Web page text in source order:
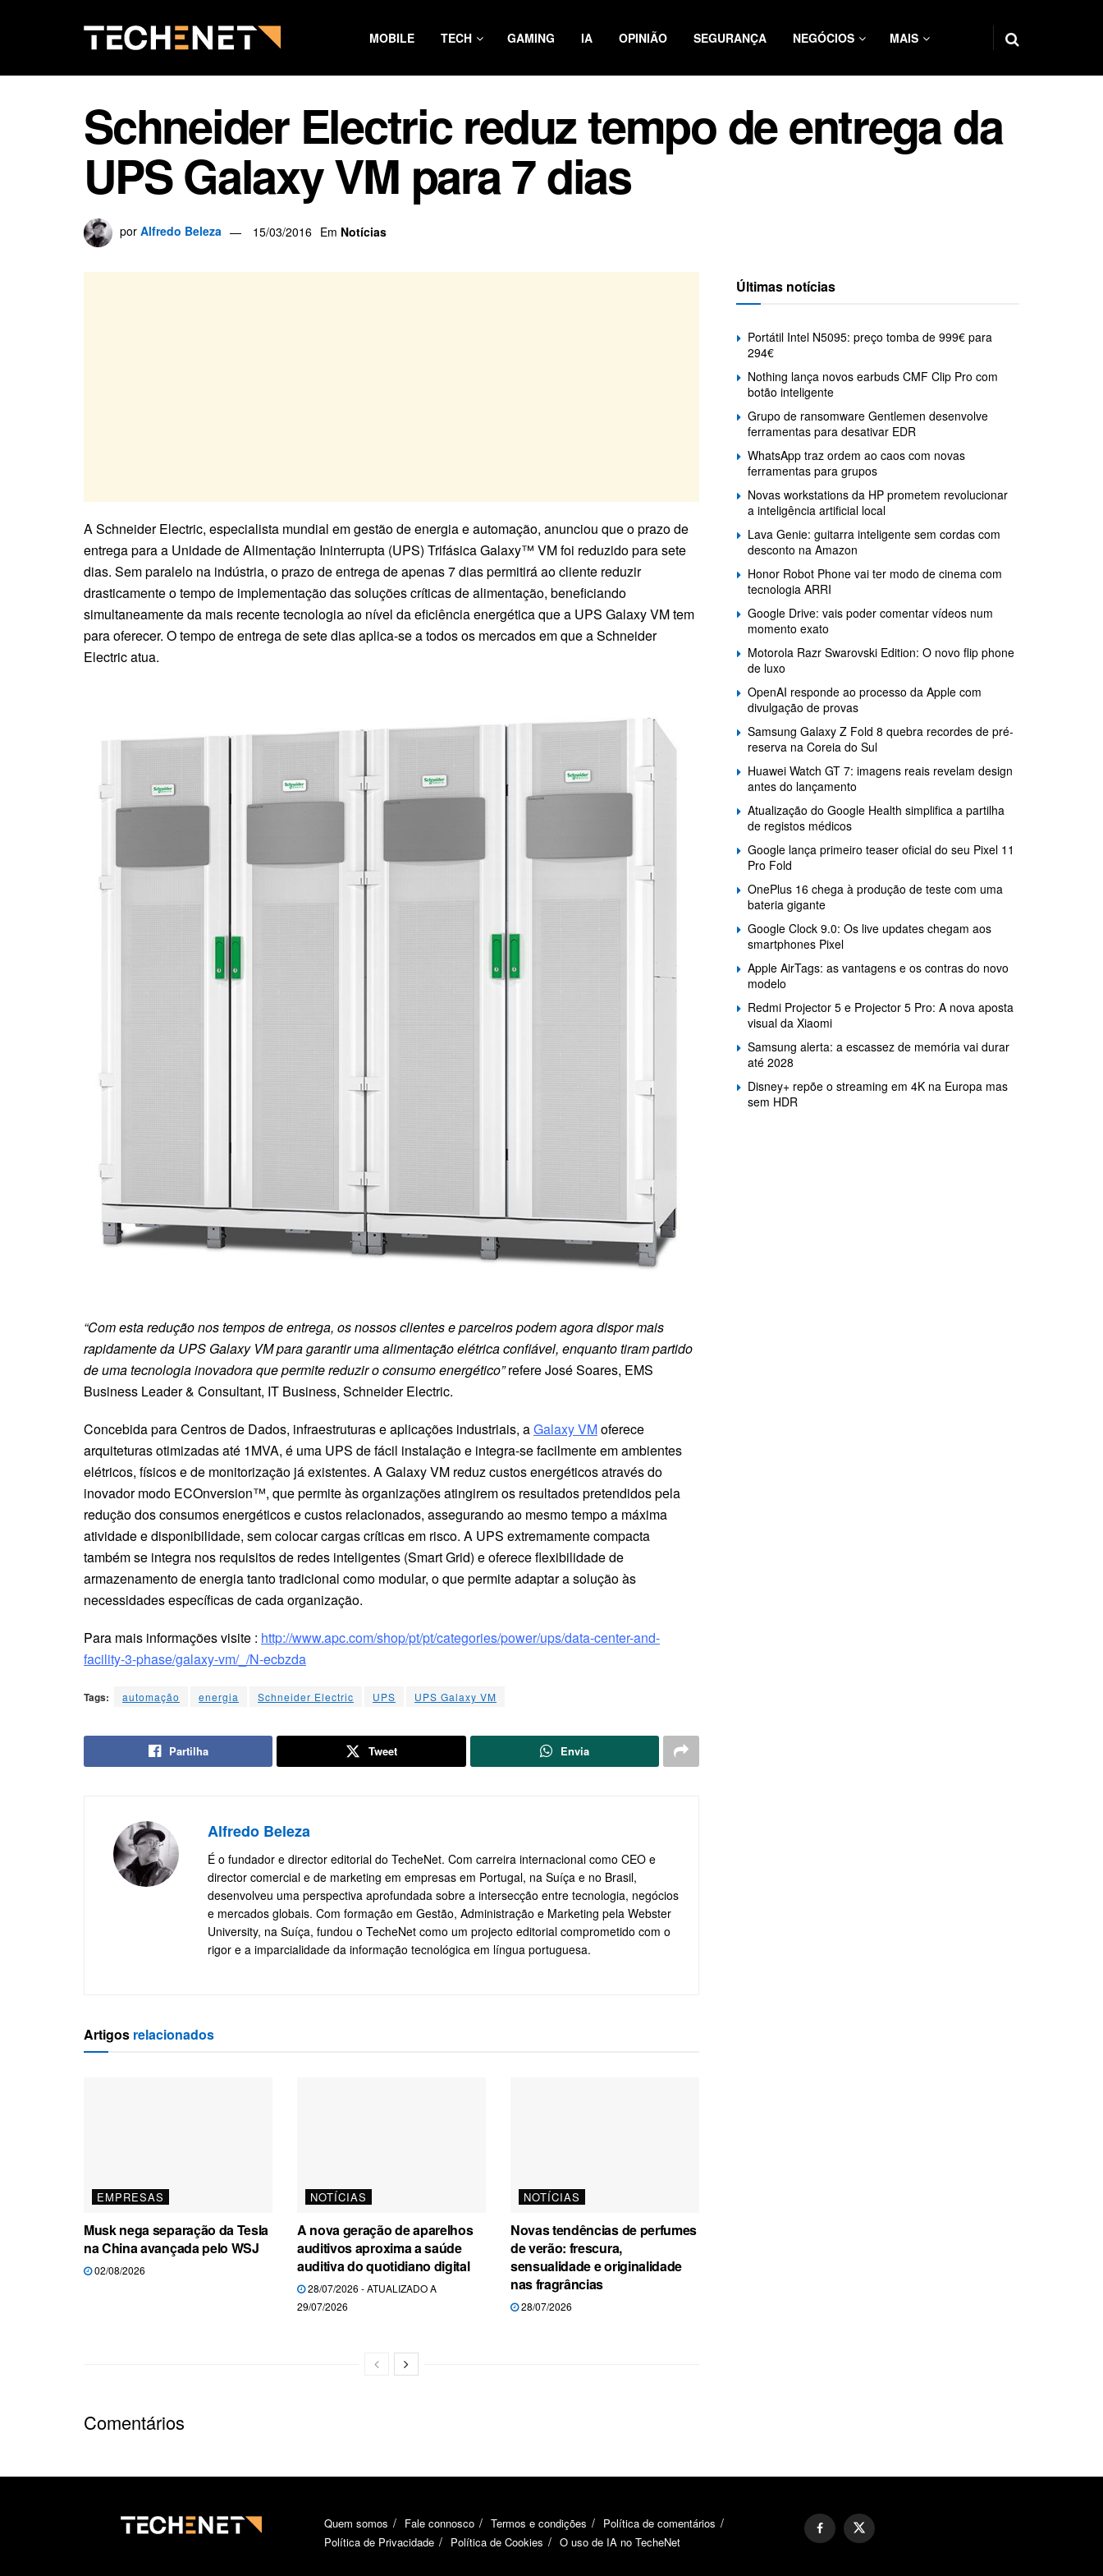
MOBILE TECH GAMING IA OPINIÃO SEGURANÇA NEGÓCIOS MAIS
Schneider Electric reduz tempo de entrega da
UPS Galaxy VM para 7 dias
por Alfredo Beleza 15/03/2016 Em Notícias
A Schneider Electric, especialista mundial em gestão de energia e automação, anunciou que o prazo de
entrega para a Unidade de Alimentação Ininterrupta (UPS) Trifásica Galaxy™ VM foi reduzido para sete
dias. Sem paralelo na indústria, o prazo de entrega de apenas 7 dias permitirá ao cliente reduzir
drasticamente o tempo de implementação das soluções críticas de alimentação, beneficiando
simultaneamente da mais recente tecnologia ao nível da eficiência energética que a UPS Galaxy VM tem
para oferecer. O tempo de entrega de sete dias aplica-se a todos os mercados em que a Schneider
Electric atua.
“Com esta redução nos tempos de entrega, os nossos clientes e parceiros podem agora dispor mais
rapidamente da UPS Galaxy VM para garantir uma alimentação elétrica confiável, enquanto tiram partido
de uma tecnologia inovadora que permite reduzir o consumo energético”refere José Soares, EMS
Business Leader & Consultant, IT Business, Schneider Electric.
Concebida para Centros de Dados, infraestruturas e aplicações industriais, aGalaxy VMoferece
arquiteturas otimizadas até 1MVA, é uma UPS de fácil instalação e integra-se facilmente em ambientes
elétricos, físicos e de monitorização já existentes. A Galaxy VM reduz custos energéticos através do
inovador modo ECOnversion™, que permite às organizações atingirem os resultados pretendidos pela
redução dos consumos energéticos e custos relacionados, assegurando ao mesmo tempo a máxima
atividade e disponibilidade, sem colocar cargas críticas em risco. A UPS extremamente compacta
também se integra nos requisitos de redes inteligentes (Smart Grid) e oferece flexibilidade de
armazenamento de energia tanto tradicional como modular, o que permite adaptar a solução às
necessidades específicas de cada organização.
Para mais informações visite : http://www.apc.com/shop/pt/pt/categories/power/ups/data-center-and-
facility-3-phase/galaxy-vm/_/N-ecbzda
Tags: automação energia Schneider Electric UPS UPS Galaxy VM
Partilha Tweet Envia
Alfredo Beleza
É o fundador e director editorial do TecheNet. Com carreira internacional como CEO e
director comercial e de marketing em empresas em Portugal, na Suíça e no Brasil,
desenvolveu uma perspectiva aprofundada sobre a intersecção entre tecnologia, negócios
e mercados globais. Com formação em Gestão, Administração e Marketing pela Webster
University, na Suíça, fundou o TecheNet como um projecto editorial comprometido com o
rigor e a imparcialidade da informação tecnológica em língua portuguesa.
Artigos relacionados
EMPRESAS
Musk nega separação da Tesla
na China avançada pelo WSJ
02/08/2026
NOTÍCIAS
A nova geração de aparelhos
auditivos aproxima a saúde
auditiva do quotidiano digital
28/07/2026 - ATUALIZADO A
29/07/2026
NOTÍCIAS
Novas tendências de perfumes
de verão: frescura,
sensualidade e originalidade
nas fragrâncias
28/07/2026
Comentários
Últimas notícias
Portátil Intel N5095: preço tomba de 999€ para
294€
Nothing lança novos earbuds CMF Clip Pro com
botão inteligente
Grupo de ransomware Gentlemen desenvolve
ferramentas para desativar EDR
WhatsApp traz ordem ao caos com novas
ferramentas para grupos
Novas workstations da HP prometem revolucionar
a inteligência artificial local
Lava Genie: guitarra inteligente sem cordas com
desconto na Amazon
Honor Robot Phone vai ter modo de cinema com
tecnologia ARRI
Google Drive: vais poder comentar vídeos num
momento exato
Motorola Razr Swarovski Edition: O novo flip phone
de luxo
OpenAI responde ao processo da Apple com
divulgação de provas
Samsung Galaxy Z Fold 8 quebra recordes de pré-
reserva na Coreia do Sul
Huawei Watch GT 7: imagens reais revelam design
antes do lançamento
Atualização do Google Health simplifica a partilha
de registos médicos
Google lança primeiro teaser oficial do seu Pixel 11
Pro Fold
OnePlus 16 chega à produção de teste com uma
bateria gigante
Google Clock 9.0: Os live updates chegam aos
smartphones Pixel
Apple AirTags: as vantagens e os contras do novo
modelo
Redmi Projector 5 e Projector 5 Pro: A nova aposta
visual da Xiaomi
Samsung alerta: a escassez de memória vai durar
até 2028
Disney+ repõe o streaming em 4K na Europa mas
sem HDR
Quem somos Fale connosco Termos e condições
Política de comentários
Política de Privacidade
Política de Cookies O uso de IA no TecheNet